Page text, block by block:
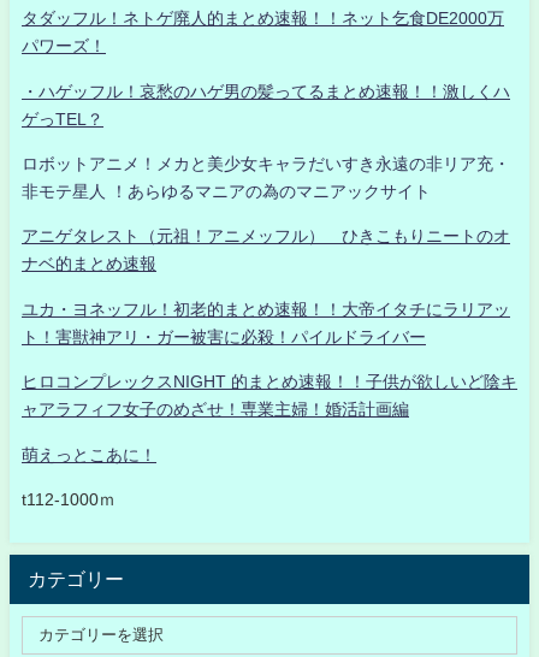
タダッフル！ネトゲ廃人的まとめ速報！！ネット乞食DE2000万
パワーズ！
・ハゲッフル！哀愁のハゲ男の髪ってるまとめ速報！！激しくハ
ゲっTEL？
ロボットアニメ！メカと美少女キャラだいすき永遠の非リア充・
非モテ星人 ！あらゆるマニアの為のマニアックサイト
アニゲタレスト（元祖！アニメッフル） ひきこもりニートのオ
ナベ的まとめ速報
ユカ・ヨネッフル！初老的まとめ速報！！大帝イタチにラリアッ
ト！害獣神アリ・ガー被害に必殺！パイルドライバー
ヒロコンプレックスNIGHT 的まとめ速報！！子供が欲しいど陰キ
ャアラフィフ女子のめざせ！専業主婦！婚活計画編
萌えっとこあに！
t112-1000ｍ
カテゴリー